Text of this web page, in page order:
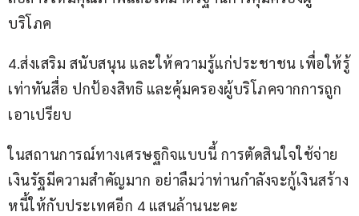
บริโภค
4.ส่งเสริม สนับสนุน และให้ความรู้แก่ประชาชน เพื่อให้รู้
เท่าทันสื่อ ปกป้องสิทธิ และคุ้มครองผู้บริโภคจากการถูก
เอาเปรียบ
ในสถานการณ์ทางเศรษฐกิจแบบนี้ การตัดสินใจใช้จ่าย
เงินรัฐมีความสำคัญมาก อย่าลืมว่าท่านกำลังจะกู้เงินสร้าง
หนี้ให้กับประเทศอีก 4 แสนล้านนะคะ